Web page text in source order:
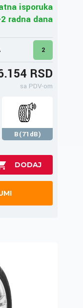
isporuka
radna dana
2
RSD
sa PDV-om
B(71dB)